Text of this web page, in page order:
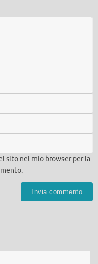
sito nel mio browser per la